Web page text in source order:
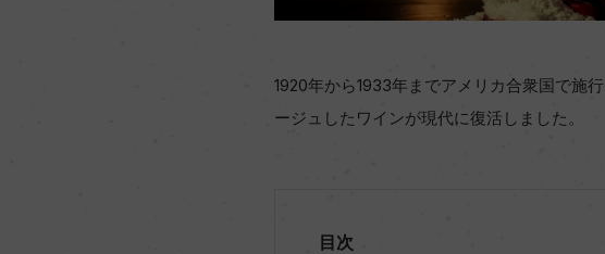
1920年から1933年までアメリカ合衆国で施
ージュしたワインが現代に復活しました。
目次